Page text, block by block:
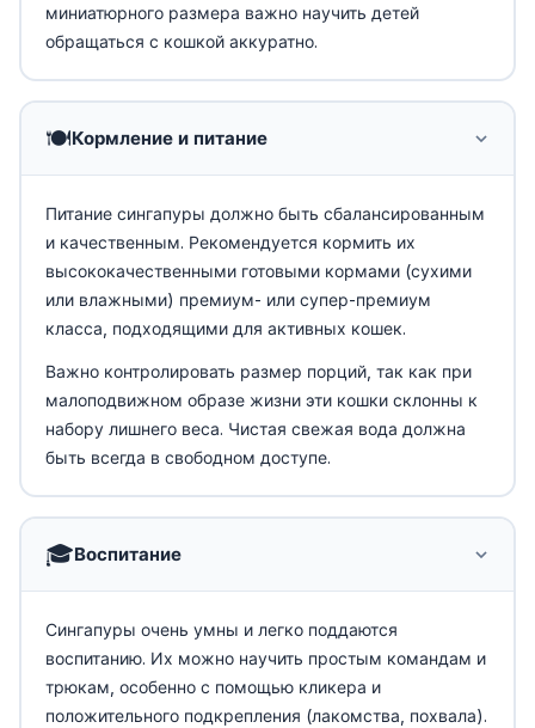
миниатюрного размера важно научить детей
обращаться с кошкой аккуратно.
🍽️Кормление и питание
Питание сингапуры должно быть сбалансированным
и качественным. Рекомендуется кормить их
высококачественными готовыми кормами (сухими
или влажными) премиум- или супер-премиум
класса, подходящими для активных кошек.
Важно контролировать размер порций, так как при
малоподвижном образе жизни эти кошки склонны к
набору лишнего веса. Чистая свежая вода должна
быть всегда в свободном доступе.
🎓Воспитание
Сингапуры очень умны и легко поддаются
воспитанию. Их можно научить простым командам и
трюкам, особенно с помощью кликера и
положительного подкрепления (лакомства, похвала).